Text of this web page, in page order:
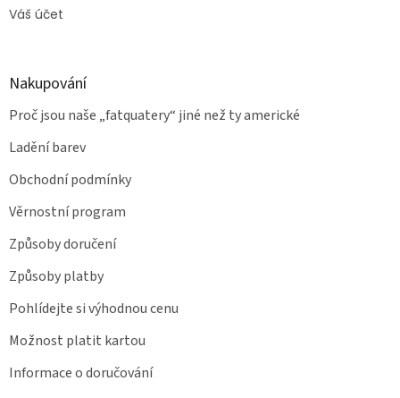
Váš účet
Nakupování
Proč jsou naše „fatquatery“ jiné než ty americké
Ladění barev
Obchodní podmínky
Věrnostní program
Způsoby doručení
Způsoby platby
Pohlídejte si výhodnou cenu
Možnost platit kartou
Informace o doručování